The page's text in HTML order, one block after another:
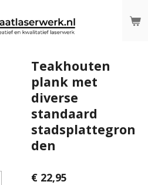
Teakhouten
plank met
diverse
standaard
stadsplattegron
den
€ 22,95